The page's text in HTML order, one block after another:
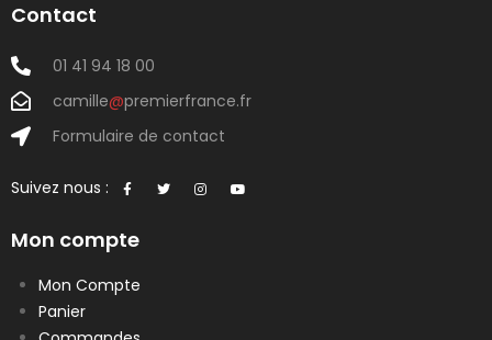
Contact
01 41 94 18 00
camille@premierfrance.fr
Formulaire de contact
Suivez nous :
Mon compte
Mon Compte
Panier